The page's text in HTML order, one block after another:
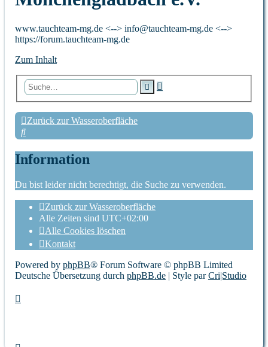
www.tauchteam-mg.de <--> info@tauchteam-mg.de <-->
https://forum.tauchteam-mg.de
Zum Inhalt
SucheErweiterte
Suche
Zurück zur Wasseroberfläche
Suche
Information
Du bist leider nicht berechtigt, die Suche zu verwenden.
Zurück zur Wasseroberfläche
Alle Zeiten sind UTC+02:00
Alle Cookies löschen
Kontakt
Powered by phpBB® Forum Software © phpBB Limited
Deutsche Übersetzung durch phpBB.de | Style parCri|Studio